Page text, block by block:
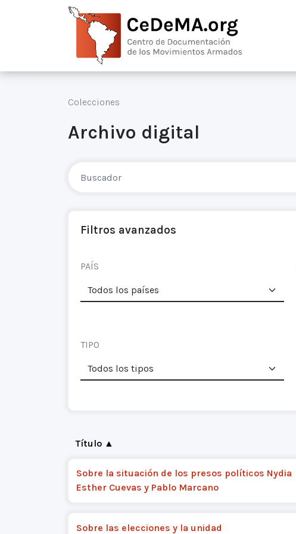
Colecciones
Archivo digital
Filtros avanzados
PAÍS
TIPO
Título ▲
Sobre la situación de los presos políticos Nydia
Esther Cuevas y Pablo Marcano
Sobre las elecciones y la unidad